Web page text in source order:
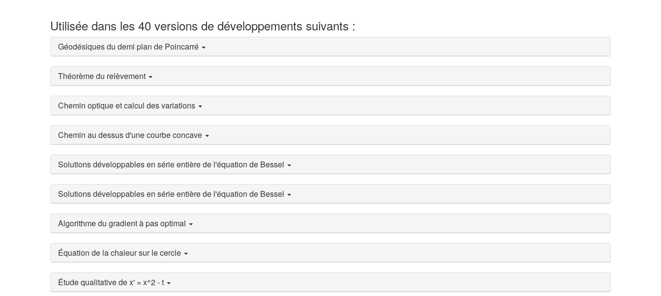
Utilisée dans les 40 versions de développements suivants :
Géodésiques du demi plan de Poincarré
Théorème du relèvement
Chemin optique et calcul des variations
Chemin au dessus d'une courbe concave
Solutions développables en série entière de l'équation de Bessel
Solutions développables en série entière de l'équation de Bessel
Algorithme du gradient à pas optimal
Équation de la chaleur sur le cercle
Étude qualitative de x' = x^2 - t